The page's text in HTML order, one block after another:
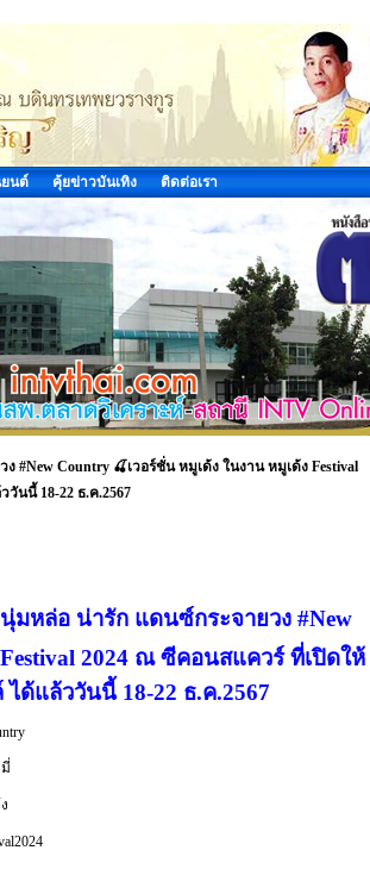
นต์ คุ้ยข่าวบันเทิง ติดต่อเรา
Country 🍒เวอร์ชั่น หมูเด้ง ในงาน หมูเด้ง Festival
นนี้ 18-22 ธ.ค.2567
มหล่อ น่ารัก แดนซ์กระจายวง #New
2024 ณ ซีคอนสแควร์ ที่เปิดให้
แล้ววันนี้ 18-22 ธ.ค.2567